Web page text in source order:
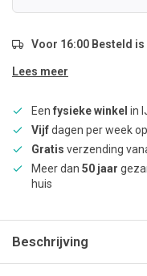
Voor 16:00 Besteld
Lees meer
Een fysieke winkel in
Vijfdagen per week
Gratis verzending
Meer dan 50 jaar
huis
Beschrijving